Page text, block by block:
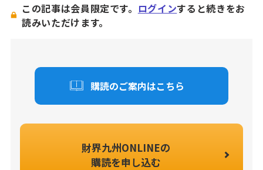
この記事は会員限定です。 ログインすると続きをお
読みいただけます。
購読のご案内はこちら
財界九州ONLINEの
購読を申し込む